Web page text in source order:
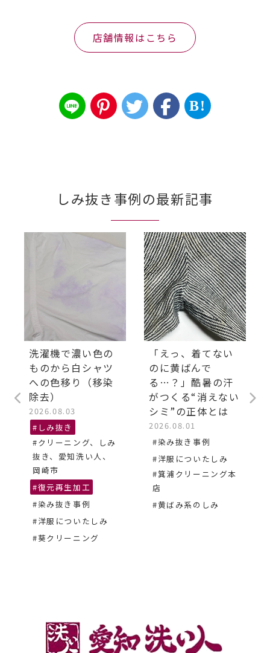
店舗情報はこちら
B!
しみ抜き事例の最新記事
洗濯機で濃い色の
ものから白シャツ
への色移り（移染
除去）
2026.08.03
#しみ抜き
#クリーニング、しみ
抜き、愛知洗い人、
岡崎市
#復元再生加工
#染み抜き事例
#洋服についたしみ
#葵クリーニング
「えっ、着てない
のに黄ばんで
る…？」酷暑の汗
がつくる“消えない
シミ”の正体とは
2026.08.01
#染み抜き事例
#洋服についたしみ
#箕浦クリーニング本
店
#黄ばみ系のしみ